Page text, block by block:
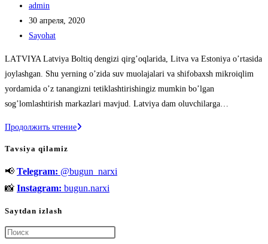
Автор
записи:
admin
Запись
опубликована:
30 апреля, 2020
Рубрика
Sayohat
LАTVIYA Latviya Boltiq dengizi qirgʼoqlarida, Litva va Estoniya oʼrtasida
joylashgan. Shu yerning oʼzida suv muolajalari va shifobaxsh mikroiqlim
yordamida oʼz tanangizni tetiklashtirishingiz mumkin boʼlgan
sogʼlomlashtirish markazlari mavjud. Latviya dam oluvchilarga…
Продолжить чтениеLatviyada
Tavsiya qilamiz
📢 Telegram: @bugun_narxi
📸 Instagram: bugun.narxi
Saytdan izlash